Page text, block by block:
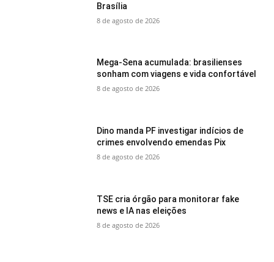
Brasília
8 de agosto de 2026
Mega-Sena acumulada: brasilienses
sonham com viagens e vida confortável
8 de agosto de 2026
Dino manda PF investigar indícios de
crimes envolvendo emendas Pix
8 de agosto de 2026
TSE cria órgão para monitorar fake
news e IA nas eleições
8 de agosto de 2026